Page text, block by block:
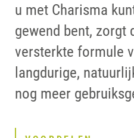
u met Charisma
gewend bent, zorgt
versterkte formule
langdurige,
nog meer